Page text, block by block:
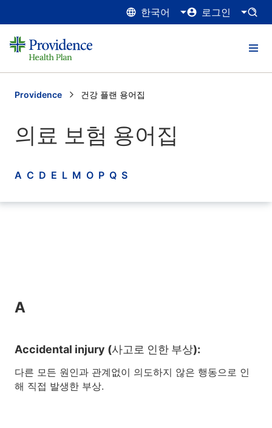
한국어 로그인
Providence Current:
건강 플랜 용어집
의료 보험 용어집
A C D E L M O P Q S
A
Accidental injury (사고로 인한 부상):
다른 모든 원인과 관계없이 의도하지 않은 행동으로 인
해 직접 발생한 부상.